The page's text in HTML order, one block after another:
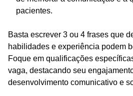
pacientes.
Basta escrever 3 ou 4 frases que
habilidades e experiência podem
Foque em qualificações
vaga, destacando seu
desenvolvimento comunicativo e